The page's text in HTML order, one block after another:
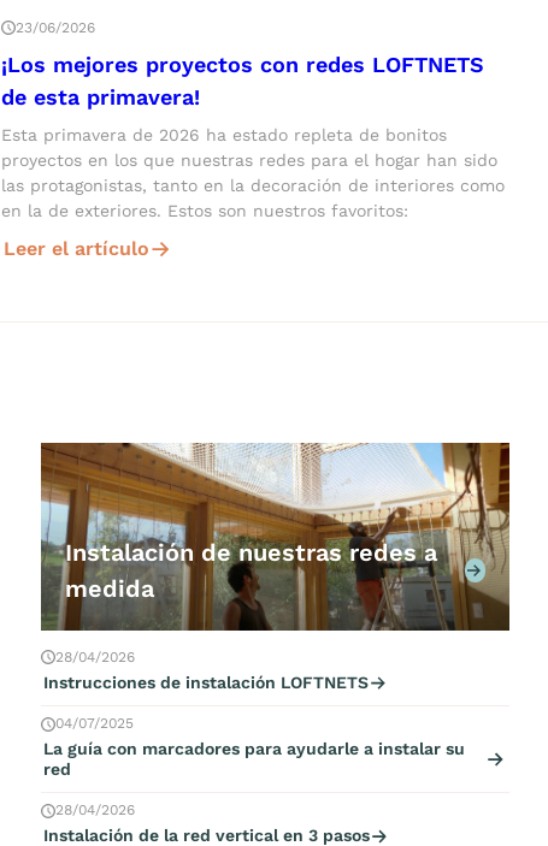
23/06/2026
¡Los mejores proyectos con redes LOFTNETS
de esta primavera!
Esta primavera de 2026 ha estado repleta de bonitos
proyectos en los que nuestras redes para el hogar han sido
las protagonistas, tanto en la decoración de interiores como
en la de exteriores. Estos son nuestros favoritos:
Leer el artículo
Instalación de nuestras redes a
medida
28/04/2026
Instrucciones de instalación LOFTNETS
04/07/2025
La guía con marcadores para ayudarle a instalar su
red
28/04/2026
Instalación de la red vertical en 3 pasos